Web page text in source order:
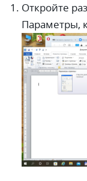
Откройте
Параметры,